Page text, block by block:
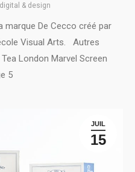
& design
marque De Cecco créé par
Visual Arts. Autres
London Marvel Screen
5
JUIL
15